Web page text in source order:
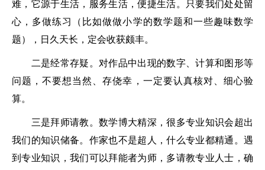
难，它源于生活，服务生活，便捷生活。只要我们处处留
心，多做练习（比如做做小学的数学题和一些趣味数学
题），日久天长，定会收获颇丰。
二是经常存疑。对作品中出现的数字、计算和图形等
问题，不要想当然、存侥幸，一定要认真核对、细心验
算。
三是拜师请教。数学博大精深，很多专业知识会超出
我们的知识储备。作家也不是超人，什么专业都精通。遇
到专业知识，我们可以拜能者为师，多请教专业人士，确